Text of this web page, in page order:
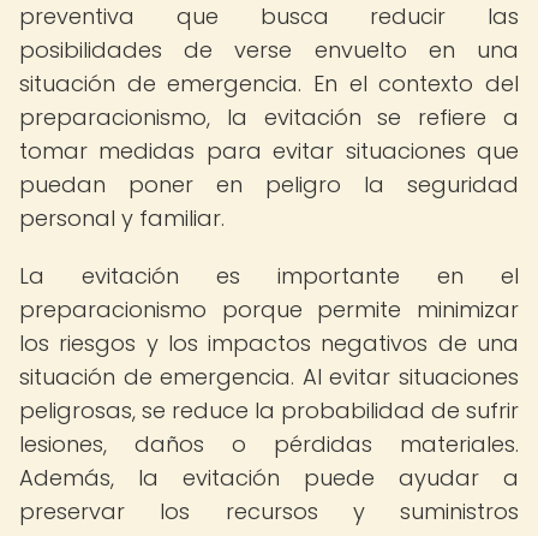
preventiva que busca reducir las
posibilidades de verse envuelto en una
situación de emergencia. En el contexto del
preparacionismo, la evitación se refiere a
tomar medidas para evitar situaciones que
puedan poner en peligro la seguridad
personal y familiar.
La evitación es importante en el
preparacionismo porque permite minimizar
los riesgos y los impactos negativos de una
situación de emergencia. Al evitar situaciones
peligrosas, se reduce la probabilidad de sufrir
lesiones, daños o pérdidas materiales.
Además, la evitación puede ayudar a
preservar los recursos y suministros